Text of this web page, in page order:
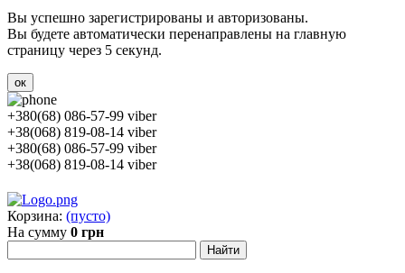
Вы успешно зарегистрированы и авторизованы.
Вы будете автоматически перенаправлены на главную
страницу через 5 секунд.
ок
+380(68) 086-57-99 viber
+38(068) 819-08-14 viber
+380(68) 086-57-99 viber
+38(068) 819-08-14 viber
Корзина: (пусто)
На сумму 0 грн